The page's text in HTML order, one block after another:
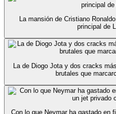
La mansión de Cristiano
principal de
La de Diogo Jota y dos cracks
brutales que
Con lo que Neymar ha gastado en